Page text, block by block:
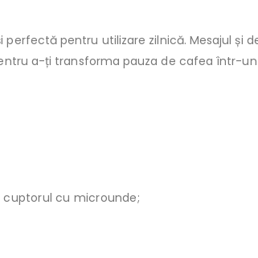
pentru utilizare zilnică. Mesajul și
a-ți transforma pauza de cafea într-
cuptorul cu microunde;